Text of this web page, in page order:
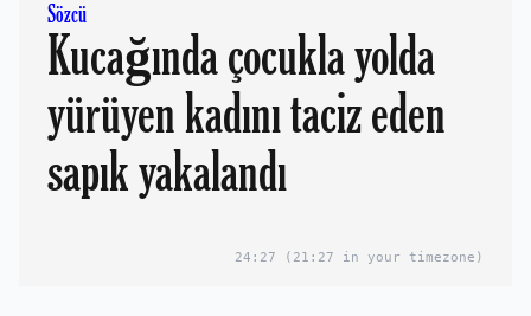
Sözcü
Kucağında çocukla yolda
yürüyen kadını taciz eden
sapık yakalandı
24:27 (21:27 in your timezone)